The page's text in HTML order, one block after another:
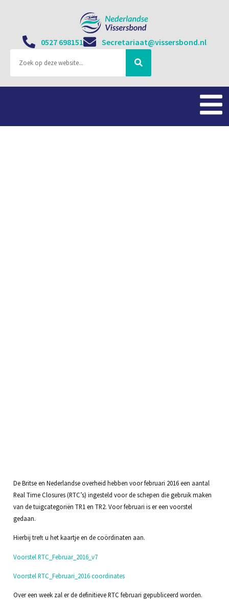
0527 698151 Secretariaat@vissersbond.nl
De Britse en Nederlandse overheid hebben voor februari 2016 een aantal
Real Time Closures (RTC’s) ingesteld voor de schepen die gebruik maken
van de tuigcategoriën TR1 en TR2. Voor februari is er een voorstel
gedaan.
Hierbij treft u het kaartje en de coördinaten aan.
Voorstel RTC_Februar_2016_v7
Voorstel RTC_Februari_2016 coordinates
Over een week zal er de definitieve RTC februari gepubliceerd worden.